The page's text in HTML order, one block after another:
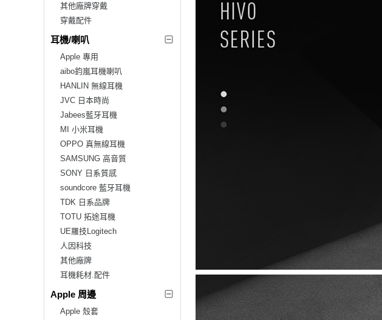
其他廠牌穿戴
穿戴配件
耳機/喇叭
Apple 專用
aibo鈞嵐耳機喇叭
HANLIN 無線耳機
JVC 日本時尚
Jabees藍牙耳機
MI 小米耳機
OPPO 真無線耳機
SAMSUNG 高音質
SONY 日系質感
soundcore 藍牙耳機
TDK 日系品牌
TOTU 拓途耳機
UE羅技Logitech
人因科技
其他廠牌
耳機耗材.配件
Apple 周邊
Apple 殼套